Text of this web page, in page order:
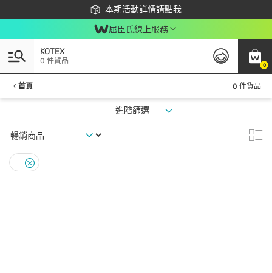
本期活動詳情請點我
下載app最高回饋$350
屈臣氏線上服務
0
KOTEX
0 件貨品
首頁 0 件貨品
進階篩選